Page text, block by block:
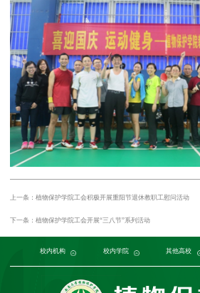
上一条：植物保护学院工会积极开展重阳节退休教职工慰问活动
下一条：植物保护学院工会开展“三八节”系列活动
校内机构
党委组织部 党委宣传部 发展规划与学科建设部 人力资源部 本
校内学院
农学与生物科技学院 园艺园林学院 生命科学学院 生物技术学院
其他高校
中国农业大学 浙江大学 西北农林科技大学 南京农业大学 华中
中国农业科学院植物保护研究所 中国科学院植物研究所 中国科学